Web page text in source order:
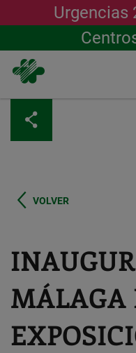
contenido
principal
Urgencias
VOLVER
MÁLAGA